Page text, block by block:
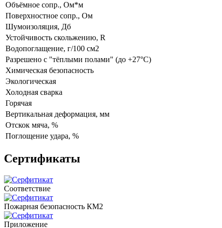
Объёмное сопр., Ом*м
Поверхностное сопр., Ом
Шумоизоляция, Дб
Устойчивость скольжению, R
Водопоглащение, г/100 см2
Разрешено с "тёплыми полами" (до +27°C)
Химическая безопасность
Экологическая
Холодная сварка
Горячая
Вертикальная деформация, мм
Отскок мяча, %
Поглощение удара, %
Сертификаты
Соответствие
Пожарная безопасность КМ2
Приложение